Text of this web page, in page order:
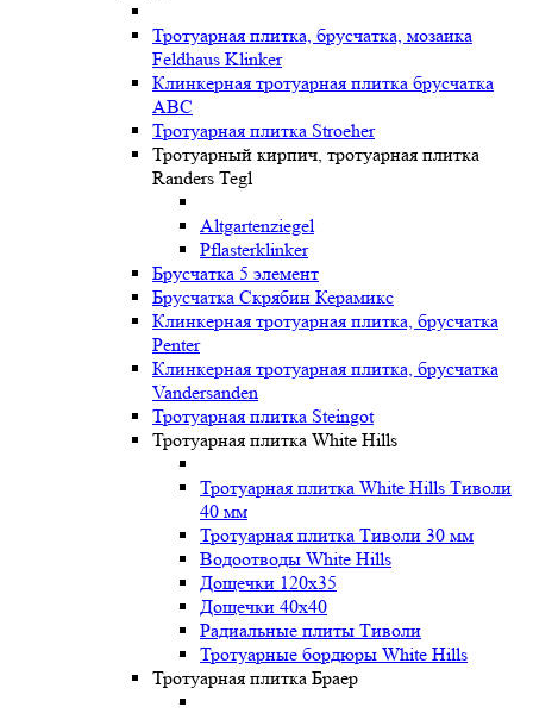
Тротуарная плитка, брусчатка, мозаика
Feldhaus Klinker
Клинкерная тротуарная плитка брусчатка
ABC
Тротуарная плитка Stroeher
Тротуарный кирпич, тротуарная плитка
Randers Tegl
Altgartenziegel
Pflasterklinker
Брусчатка 5 элемент
Брусчатка Скрябин Керамикс
Клинкерная тротуарная плитка, брусчатка
Penter
Клинкерная тротуарная плитка, брусчатка
Vandersanden
Тротуарная плитка Steingot
Тротуарная плитка White Hills
Тротуарная плитка White Hills Тиволи
40 мм
Тротуарная плитка Тиволи 30 мм
Водоотводы White Hills
Дощечки 120x35
Дощечки 40x40
Радиальные плиты Тиволи
Тротуарные бордюры White Hills
Тротуарная плитка Браер